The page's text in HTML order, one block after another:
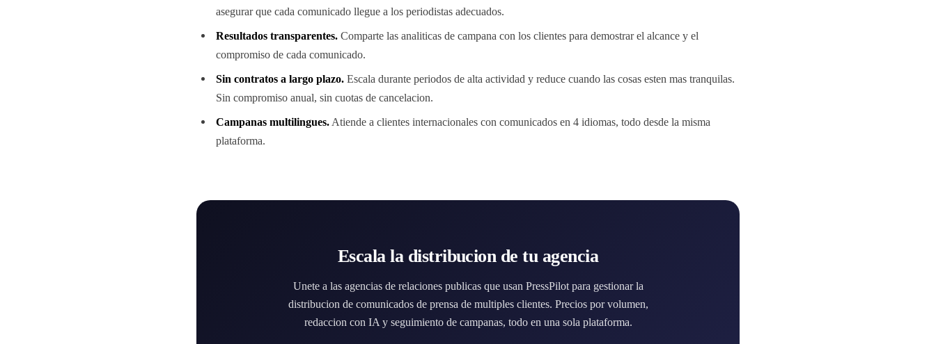
asegurar que cada comunicado llegue a los periodistas adecuados.
Resultados transparentes. Comparte las analiticas de campana con los clientes para demostrar el alcance y el
compromiso de cada comunicado.
Sin contratos a largo plazo. Escala durante periodos de alta actividad y reduce cuando las cosas esten mas tranquilas.
Sin compromiso anual, sin cuotas de cancelacion.
Campanas multilingues.Atiende a clientes internacionales con comunicados en 4 idiomas, todo desde la misma
plataforma.
Escala la distribucion de tu agencia
Unete a las agencias de relaciones publicas que usan PressPilot para gestionar la
distribucion de comunicados de prensa de multiples clientes. Precios por volumen,
redaccion con IA y seguimiento de campanas, todo en una sola plataforma.